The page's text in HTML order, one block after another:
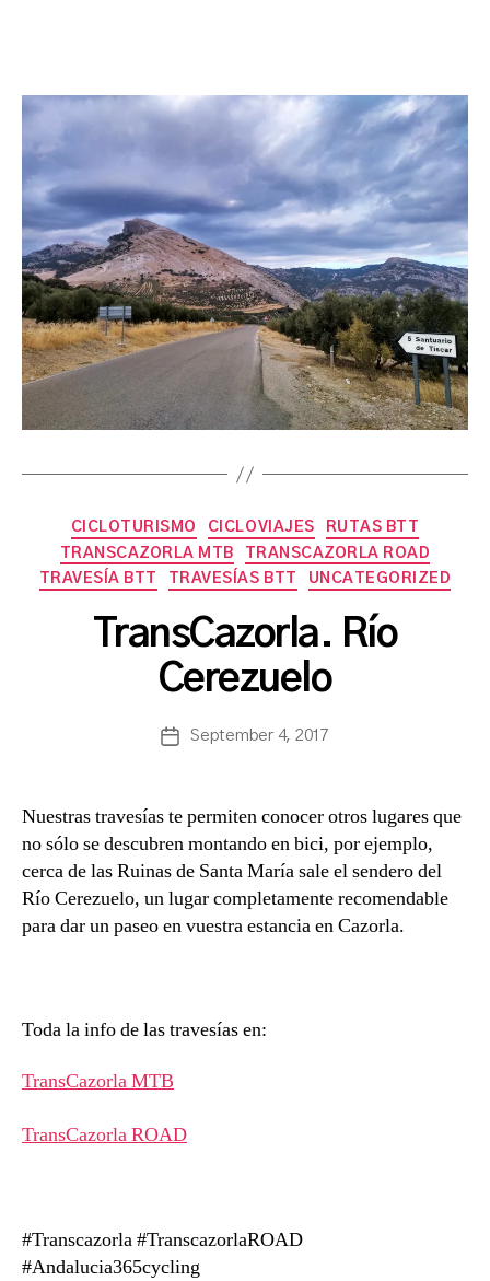
Categories
CICLOTURISMO CICLOVIAJES
RUTAS BTT
TRANSCAZORLA MTB
TRANSCAZORLA ROAD
TRAVESÍA BTT
TRAVESÍAS BTT UNCATEGORIZED
TransCazorla. Río
Cerezuelo
Post
B
s
n
PostSeptember 4, 2017
Nuestras travesías te permiten conocer otros lugares que
no sólo se descubren montando en bici, por ejemplo,
cerca de las Ruinas de Santa María sale el sendero del
Río Cerezuelo, un lugar completamente recomendable
para dar un paseo en vuestra estancia en Cazorla.
Toda la info de las travesías en:
TransCazorla MTB
TransCazorla ROAD
#Transcazorla #TranscazorlaROAD
#Andalucia365cycling